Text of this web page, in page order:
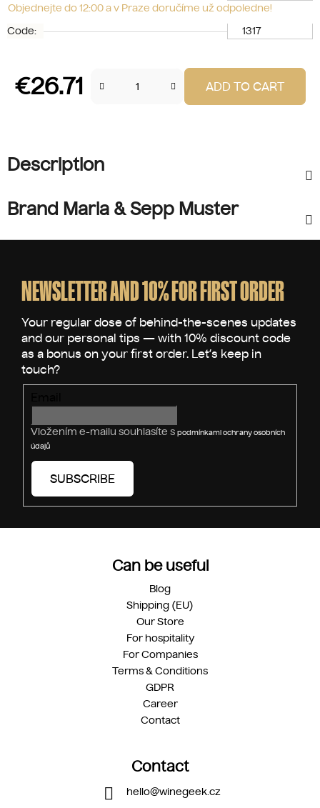
Objednejte do 12:00 a v Praze doručíme už odpoledne!
Code:
1317
€26.71 ADD TO CART
Description
Brand Maria & Sepp Muster
NEWSLETTER AND 10% FOR FIRST ORDER
Vložením e-mailu souhlasíte s podmínkami ochrany osobních
údajů
SUBSCRIBE
Can be useful
Blog
Shipping (EU)
Our Store
For hospitality
For Companies
Terms & Conditions
GDPR
Career
Contact
Contact
hello@winegeek.cz